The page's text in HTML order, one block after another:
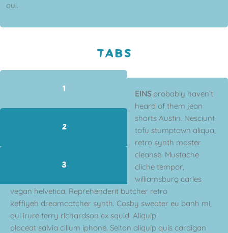
qui.
TABS
1
2
3
EINSprobably haven’t
heard of them jean
shorts Austin. Nesciunt
tofu stumptown aliqua,
retro synth master
cleanse. Mustache
cliche tempor,
williamsburg carles
vegan helvetica. Reprehenderit butcher retro
keffiyeh dreamcatcher synth. Cosby sweater eu banh mi,
qui irure terry richardson ex squid. Aliquip
placeat salvia cillum iphone. Seitan aliquip quis cardigan